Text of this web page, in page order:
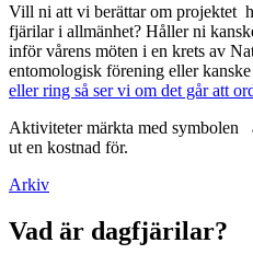
Vill ni att vi berättar om projektet
fjärilar i allmänhet? Håller ni
inför vårens möten i en krets av
entomologisk förening eller
eller ring så ser vi om det går att
Aktiviteter märkta med symbolen
ut en kostnad för.
Arkiv
Vad är dagfjärilar?